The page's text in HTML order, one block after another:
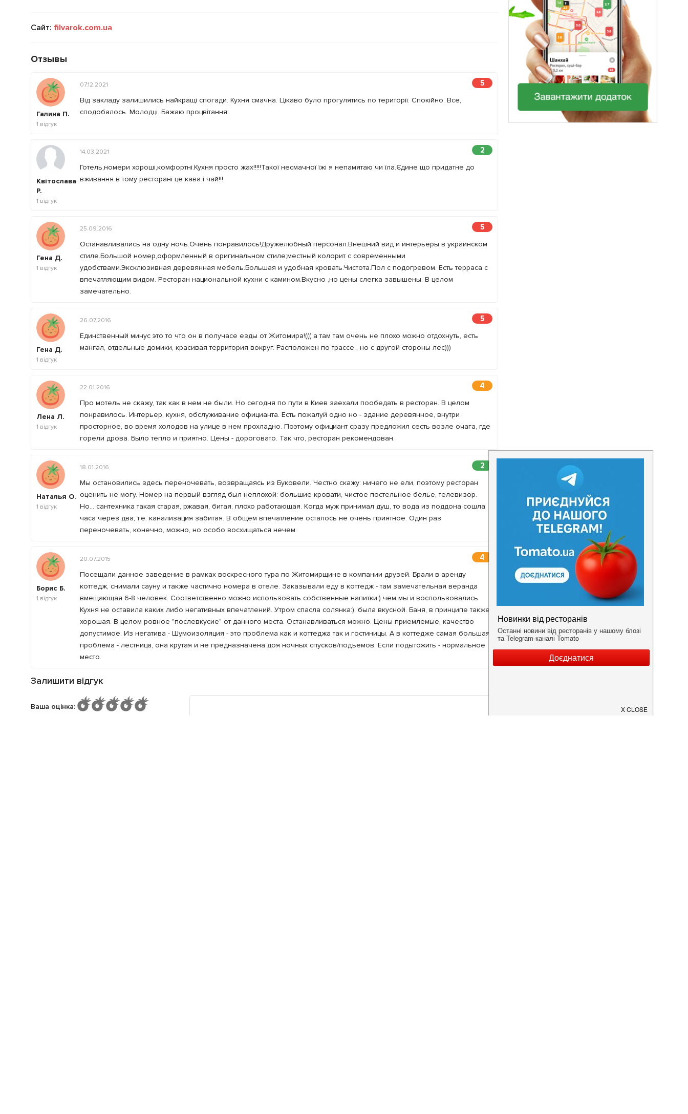
Сайт: filvarok.com.ua
Отзывы
Галина П.
1 відгук
5
07.12.2021
Від закладу залишились найкращі спогади. Кухня смачна. Цікаво було прогулятись по території. Спокійно. Все,
сподобалось. Молодці. Бажаю процвітання.
Квітослава
Р.
1 відгук
2
14.03.2021
Готель,номери хороші,комфортні.Кухня просто жах!!!!!Такої несмачної їжі я непамятаю чи їла.Єдине що придатне до
вживання в тому ресторані це кава і чай!!!
Гена Д.
1 відгук
5
25.09.2016
Останавливались на одну ночь.Очень понравилось!Дружелюбный персонал.Внешний вид и интерьеры в украинском
стиле.Большой номер,оформленный в оригинальном стиле;местный колорит с современными
удобствами.Эксклюзивная деревянная мебель.Большая и удобная кровать.Чистота.Пол с подогревом. Есть терраса с
впечатляющим видом. Ресторан национальной кухни с камином.Вкусно ,но цены слегка завышены. В целом
замечательно.
Гена Д.
1 відгук
5
26.07.2016
Единственный минус это то что он в получасе езды от Житомира!((( а там там очень не плохо можно отдохнуть, есть
мангал, отдельные домики, красивая территория вокруг. Расположен по трассе , но с другой стороны лес)))
Лена Л.
1 відгук
4
22.01.2016
Про мотель не скажу, так как в нем не были. Но сегодня по пути в Киев заехали пообедать в ресторан. В целом
понравилось. Интерьер, кухня, обслуживание официанта. Есть пожалуй одно но - здание деревянное, внутри
просторное, во время холодов на улице в нем прохладно. Поэтому официант сразу предложил сесть возле очага, где
горели дрова. Было тепло и приятно. Цены - дороговато. Так что, ресторан рекомендован.
Наталья О.
1 відгук
2
18.01.2016
Мы остановились здесь переночевать, возвращаясь из Буковели. Честно скажу: ничего не ели, поэтому ресторан
оценить не могу. Номер на первый взгляд был неплохой: большие кровати, чистое постельное белье, телевизор.
Но... сантехника такая старая, ржавая, битая, плохо работающая. Когда муж принимал душ, то вода из поддона сошла
часа через два, т.е. канализация забитая. В общем впечатление осталось не очень приятное. Один раз
переночевать, конечно, можно, но особо восхищаться нечем.
Борис Б.
1 відгук
4
20.07.2015
Посещали данное заведение в рамках воскресного тура по Житомирщине в компании друзей. Брали в аренду
коттедж, снимали сауну и также частично номера в отеле. Заказывали еду в коттедж - там замечательная веранда
вмещающая 6-8 человек. Соответственно можно использовать собственные напитки:) чем мы и воспользовались.
Кухня не оставила каких либо негативных впечатлений. Утром спасла солянка:), была вкусной. Баня, в принципе также
хорошая. В целом ровное "послевкусие" от данного места. Останавливаться можно. Цены приемлемые, качество
допустимое. Из негатива - Шумоизоляция - это проблема как и коттеджа так и гостиницы. А в коттедже самая большая
проблема - лестница, она крутая и не предназначена доя ночных спусков/подъемов. Если подытожить - нормальное
место.
Залишити відгук
Ваша оцінка: